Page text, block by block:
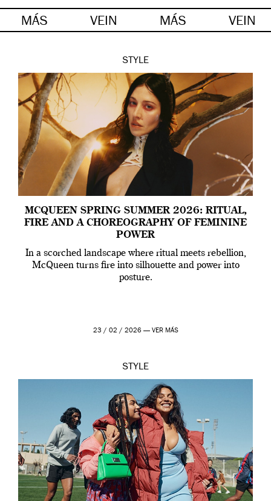
MÁS VEIN MÁS VEIN
STYLE
MCQUEEN SPRING SUMMER 2026: RITUAL,
FIRE AND A CHOREOGRAPHY OF FEMININE
POWER
In a scorched landscape where ritual meets rebellion,
McQueen turns fire into silhouette and power into
posture.
23 / 02 / 2026 — VER MÁS
STYLE